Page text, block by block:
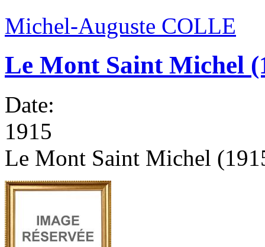
Michel-Auguste COLLE
Le Mont Saint Michel
Date:
1915
Le Mont Saint Michel